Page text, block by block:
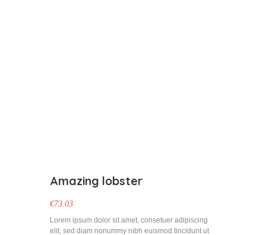
Amazing lobster
€73.03
Lorem ipsum dolor sit amet, consetuer adipiscing
elit, sed diam nonummy nibh euismod tincidunt ut